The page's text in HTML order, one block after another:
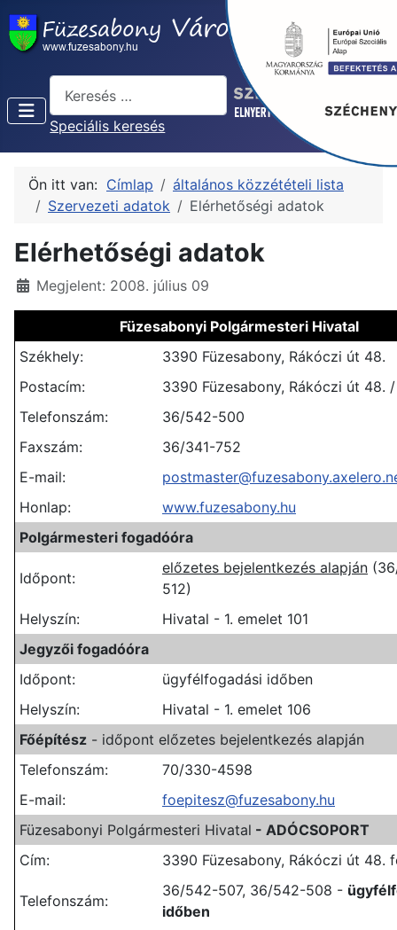
Keresés...
Speciális keresés
Ön itt van: Címlap
általános közzétételi lista
Szervezeti adatok
Elérhetőségi adatok
Elérhetőségi adatok
Részletek
Megjelent: 2008. július 09
Füzesabonyi Polgármesteri Hivatal
Székhely:
3390 Füzesabony, Rákóczi út 48.
Postacím:
3390 Füzesabony, Rákóczi út 48.
Telefonszám:
36/542-500
Faxszám:
36/341-752
E-mail:
Honlap:
www.fuzesabony.hu
Polgármesteri fogadóóra
Időpont:
előzetes bejelentkezés alapján
512)
Helyszín:
Hivatal - 1. emelet 101
Jegyzői fogadóóra
Időpont:
ügyfélfogadási időben
Helyszín:
Hivatal - 1. emelet 106
Főépítész - időpont előzetes bejelentkezés alapján
Telefonszám:
70/330-4598
E-mail:
foepitesz@fuzesabony.hu
Füzesabonyi Polgármesteri Hivatal - ADÓCSOPORT
Cím:
3390 Füzesabony, Rákóczi út 48.
Telefonszám:
36/542-507, 36/542-508 -
időben